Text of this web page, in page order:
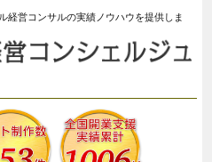
経営コンサルの実績ノウハウを提供しま